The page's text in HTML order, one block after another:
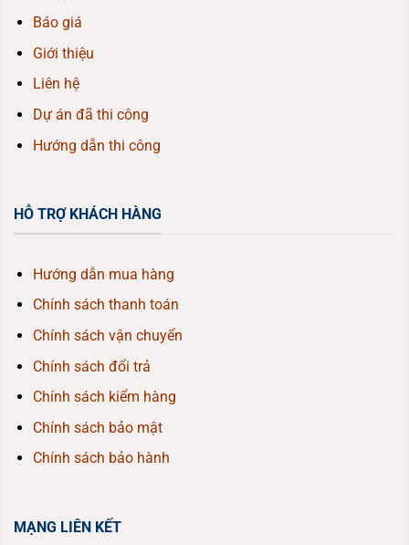
Báo giá
Giới thiệu
Liên hệ
Dự án đã thi công
Hướng dẫn thi công
HỖ TRỢ KHÁCH HÀNG
Hướng dẫn mua hàng
Chính sách thanh toán
Chính sách vận chuyển
Chính sách đổi trả
Chính sách kiểm hàng
Chính sách bảo mật
Chính sách bảo hành
MẠNG LIÊN KẾT